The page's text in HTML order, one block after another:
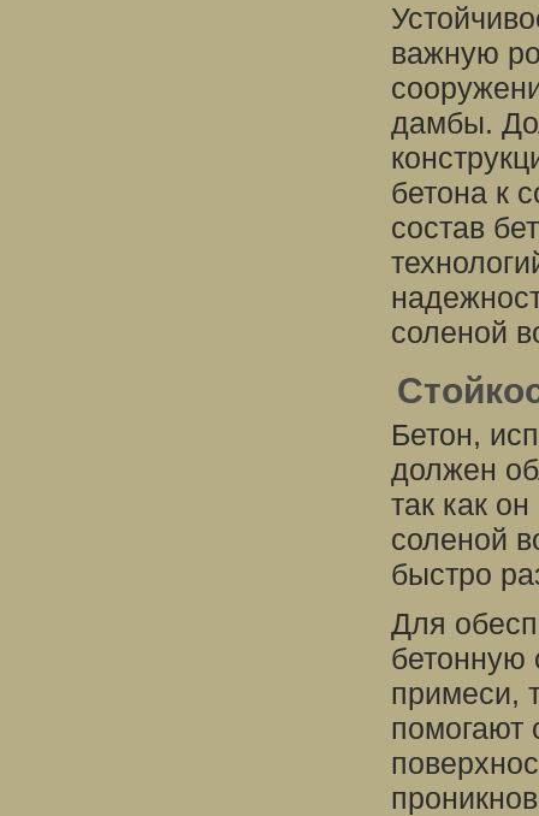
важную
дамбы.
бетона к
состав
соленой
Бетон,
должен
так как
соленой
быстро
Для
бетонную
примеси,
помогают